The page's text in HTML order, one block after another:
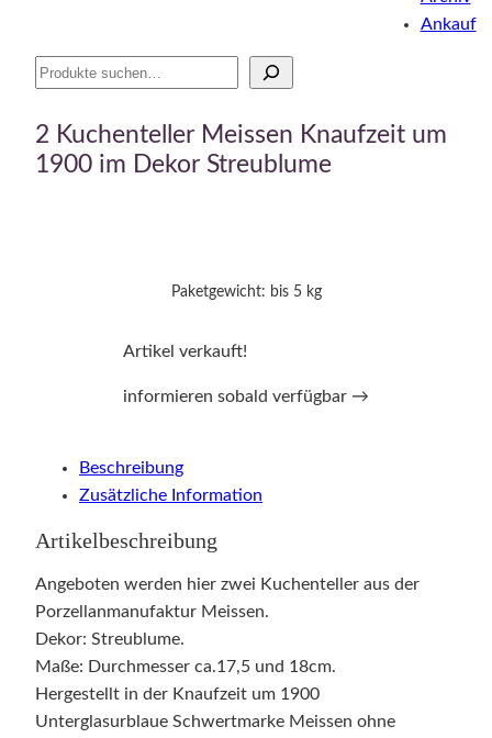
Suche
Ankauf
2 Kuchenteller Meissen Knaufzeit um
1900 im Dekor Streublume
Paketgewicht: bis 5 kg
Artikel verkauft!
informieren sobald verfügbar →
Beschreibung
Zusätzliche Information
Artikelbeschreibung
Angeboten werden hier zwei Kuchenteller aus der
Porzellanmanufaktur Meissen.
Dekor: Streublume.
Maße: Durchmesser ca.17,5 und 18cm.
Hergestellt in der Knaufzeit um 1900
Unterglasurblaue Schwertmarke Meissen ohne